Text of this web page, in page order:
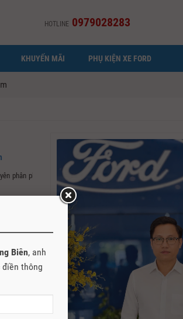
HOTLINE 0979028283
KHUYẾN MÃI PHỤ KIỆN XE FORD
phân phối
Biên, anh
điền thông